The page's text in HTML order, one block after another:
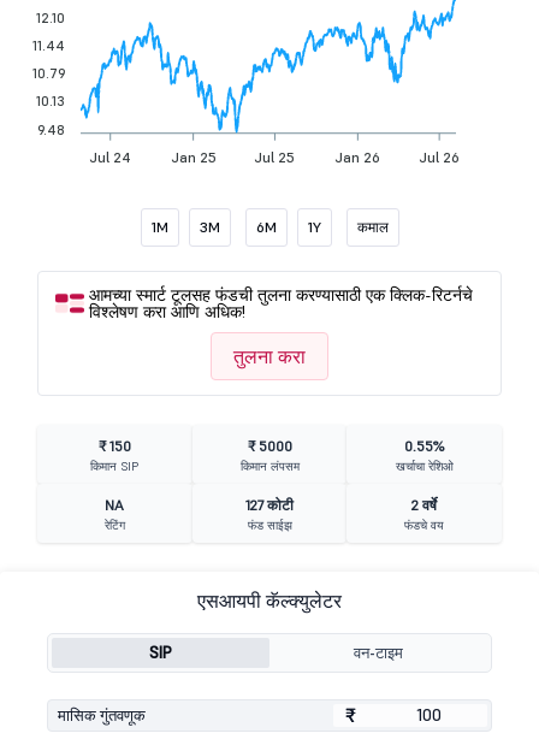
Jul 24 Jan 25 Jul 25 Jan 26 Jul 26
12.10
11.44
10.79
10.13
9.48
1M 3M 6M 1Y कमाल
आमच्या स्मार्ट टूलसह फंडची तुलना करण्यासाठी एक क्लिक-रिटर्नचे
विश्लेषण करा आणि अधिक!
तुलना करा
₹ 150
किमान SIP
₹ 5000
किमान लंपसम
0.55%
खर्चाचा रेशिओ
NA
रेटिंग
127 कोटी
फंड साईझ
2 वर्षे
फंडचे वय
एसआयपी कॅल्क्युलेटर
SIP वन-टाइम
मासिक गुंतवणूक ₹
₹